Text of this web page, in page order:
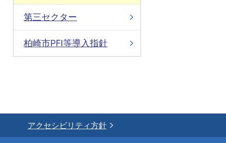
第三セクター
柏崎市PFI等導入指針
アクセシビリティ方針